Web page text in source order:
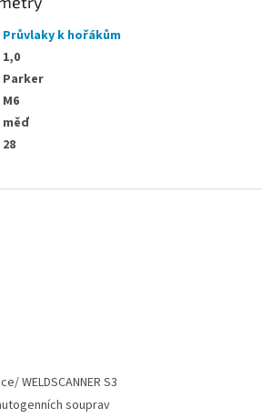
Průvlaky k hořákům
1,0
Parker
M6
měď
28
WELDSCANNER S3
souprav